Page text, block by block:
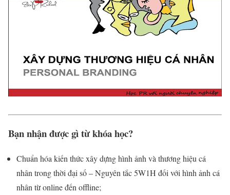
Bạn nhận được gì từ khóa học?
Chuẩn hóa kiến thức xây dựng hình ảnh và thương hiệu cá
nhân trong thời đại số – Nguyên tắc 5W1H đối với hình ảnh cá
nhân từ online đến offline;